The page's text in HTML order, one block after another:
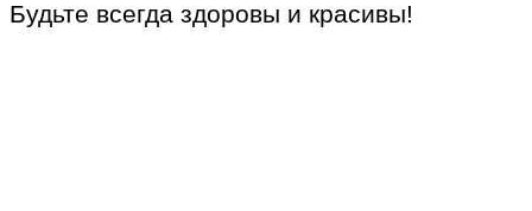
Будьте всегда здоровы и красивы!